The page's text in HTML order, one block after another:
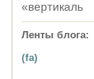
«вертикаль
Ленты блога:
(fa)